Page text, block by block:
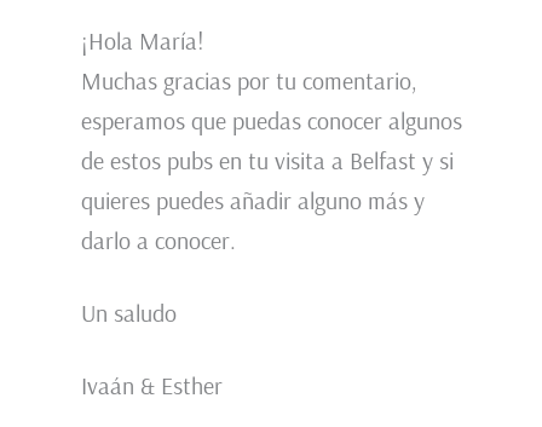
¡Hola María!
Muchas gracias por tu comentario,
esperamos que puedas conocer algunos
de estos pubs en tu visita a Belfast y si
quieres puedes añadir alguno más y
darlo a conocer.
Un saludo
Ivaán & Esther